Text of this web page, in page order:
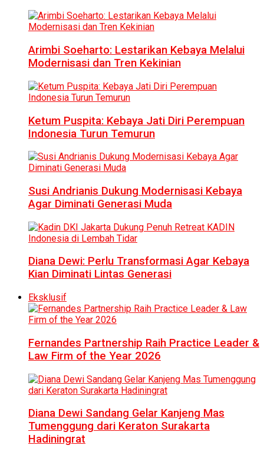
Arimbi Soeharto: Lestarikan Kebaya Melalui
Modernisasi dan Tren Kekinian
Ketum Puspita: Kebaya Jati Diri Perempuan
Indonesia Turun Temurun
Susi Andrianis Dukung Modernisasi Kebaya
Agar Diminati Generasi Muda
Diana Dewi: Perlu Transformasi Agar Kebaya
Kian Diminati Lintas Generasi
Eksklusif
Fernandes Partnership Raih Practice Leader &
Law Firm of the Year 2026
Diana Dewi Sandang Gelar Kanjeng Mas
Tumenggung dari Keraton Surakarta
Hadiningrat